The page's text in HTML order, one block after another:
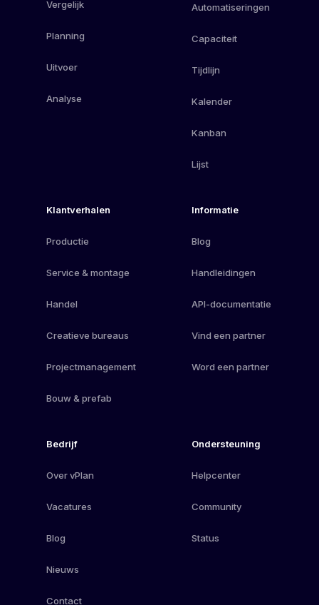
Vergelijk
Planning
Uitvoer
Analyse
Automatiseringen
Capaciteit
Tijdlijn
Kalender
Kanban
Lijst
Klantverhalen
Productie
Service & montage
Handel
Creatieve bureaus
Projectmanagement
Bouw & prefab
Informatie
Blog
Handleidingen
API-documentatie
Vind een partner
Word een partner
Bedrijf
Over vPlan
Vacatures
Blog
Nieuws
Contact
Ondersteuning
Helpcenter
Community
Status